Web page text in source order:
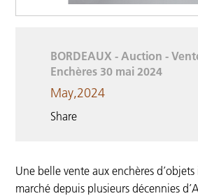
BORDEAUX - Auction -
Enchères 30 mai 2024
May,2024
Share
Une belle vente aux enchères
marché depuis plusieurs décennies